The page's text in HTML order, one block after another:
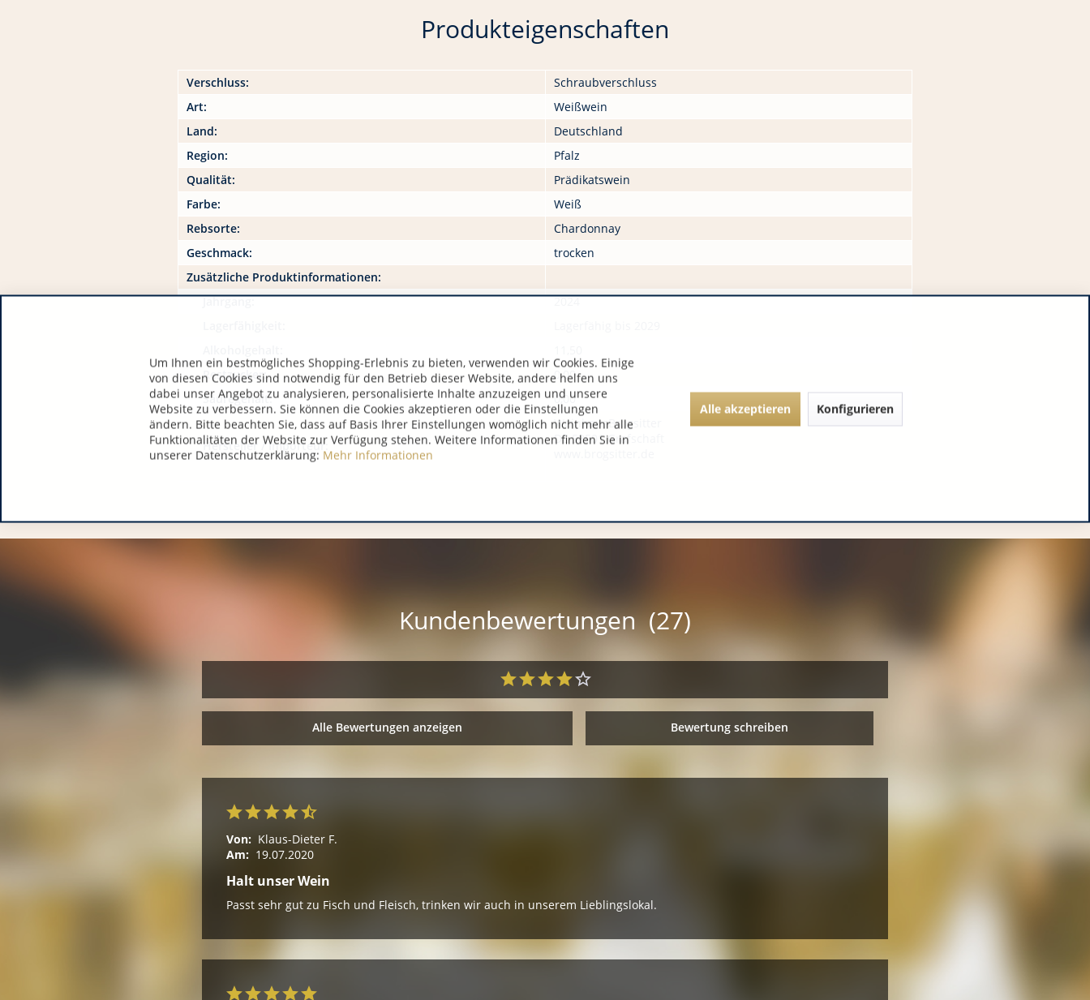
Produkteigenschaften
Verschluss:
Schraubverschluss
Art:
Weißwein
Land:
Deutschland
Region:
Pfalz
Qualität:
Prädikatswein
Farbe:
Weiß
Rebsorte:
Chardonnay
Geschmack:
trocken
Zusätzliche Produktinformationen:
Jahrgang:
2024
Restzucker:
0,00
Säuregehalt:
0,00
Hersteller / Importeur:
WeinhausBrogsitter
DE 53501 Grafschaft
Kundenbewertungen (27)
Alle Bewertungen anzeigen Bewertung schreiben
Von: Klaus-Dieter F.
Am: 19.07.2020
Halt unser Wein
Passt sehr gut zu Fisch und Fleisch, trinken wir auch in unserem Lieblingslokal.
Um Ihnen ein bestmögliches Shopping-Erlebnis zu bieten, verwenden wir Cookies. Einige
von diesen Cookies sind notwendig für den Betrieb dieser Website, andere helfen uns
dabei unser Angebot zu analysieren, personalisierte Inhalte anzuzeigen und unsere
Website zu verbessern. Sie können die Cookies akzeptieren oder die Einstellungen
ändern. Bitte beachten Sie, dass auf Basis Ihrer Einstellungen womöglich nicht mehr alle
Funktionalitäten der Website zur Verfügung stehen. Weitere Informationen finden Sie in
unserer Datenschutzerklärung: Mehr Informationen
Alle akzeptieren Konfigurieren